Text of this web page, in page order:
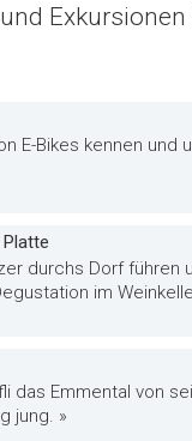
E-Bikes kennen und
durchs Dorf führen
im
das Emmental von
jung. »